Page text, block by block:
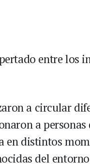
entre los
a circular
a personas
en distintos
del